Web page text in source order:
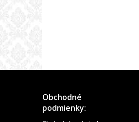
Obchodné
podmienky: